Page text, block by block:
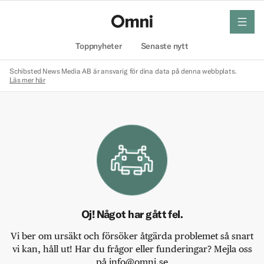
Toppnyheter Senaste nytt
meny
Schibsted News Media AB är ansvarig för dina data på denna webbplats.
Läs mer här
Oj! Något har gått fel.
Vi ber om ursäkt och försöker åtgärda problemet så snart
vi kan, håll ut! Har du frågor eller funderingar? Mejla oss